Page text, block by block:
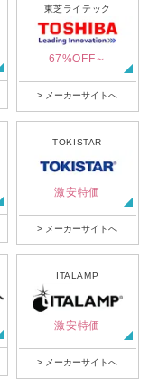
東芝ライテック
67%OFF～
> メーカーサイトへ
TOKISTAR
激安特価
> メーカーサイトへ
ITALAMP
激安特価
> メーカーサイトへ